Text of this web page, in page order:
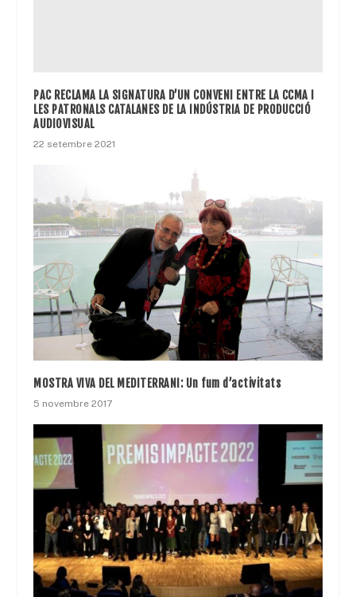
PAC RECLAMA LA SIGNATURA D’UN CONVENI ENTRE LA CCMA I
LES PATRONALS CATALANES DE LA INDÚSTRIA DE PRODUCCIÓ
AUDIOVISUAL
22 setembre 2021
MOSTRA VIVA DEL MEDITERRANI: Un fum d’activitats
5 novembre 2017